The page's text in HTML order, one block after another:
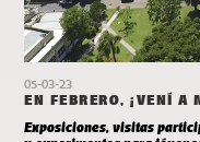
05-03-23
EN FEBRERO, ¡VENÍ A
Exposiciones, visitas